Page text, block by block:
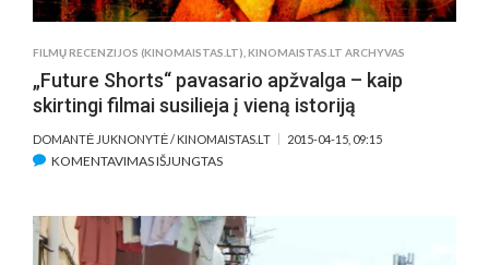
KINO
FILMŲ RECENZIJOS (KINOMAISTAS.LT) KINOMAISTAS.LT ARCHYVAS
„Future Shorts“ pavasario apžvalga – kaip
skirtingi filmai susilieja į vieną istoriją
DOMANTĖ JUKNONYTĖ / KINOMAISTAS.LT 2015-04-15, 09:15
KOMENTAVIMAS IŠJUNGTASĮRAŠE
PAVASARIO
APŽVALGA